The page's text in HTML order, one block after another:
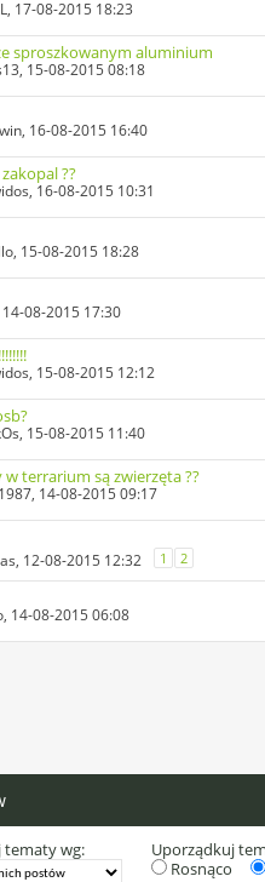
, 17-08-2015 18:23
sproszkowanym aluminium
, 15-08-2015 08:18
, 16-08-2015 16:40
??
, 16-08-2015 10:31
, 15-08-2015 18:28
14-08-2015 17:30
, 15-08-2015 12:12
, 15-08-2015 11:40
terrarium są zwierzęta ??
, 14-08-2015 09:17
, 12-08-2015 12:32 1 2
, 14-08-2015 06:08
tematy wg:
Uporządkuj
Rosnąco